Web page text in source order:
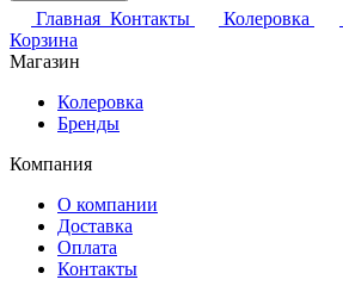
Главная Контакты Колеровка
Корзина
Магазин
Колеровка
Бренды
Компания
О компании
Доставка
Оплата
Контакты